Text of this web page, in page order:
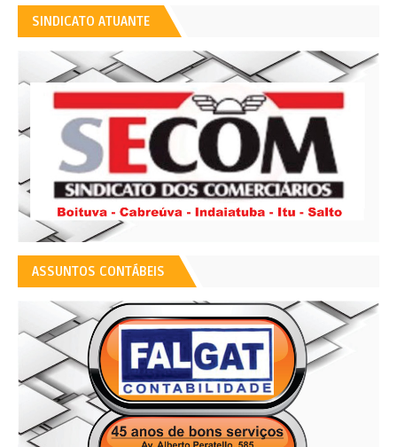
SINDICATO ATUANTE
ASSUNTOS CONTÁBEIS